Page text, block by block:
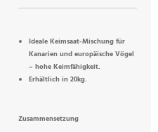
Ideale Keimsaat-Mischung für
Kanarien und europäische Vögel
– hohe Keimfähigkeit.
Erhältlich in 20kg.
Zusammensetzung